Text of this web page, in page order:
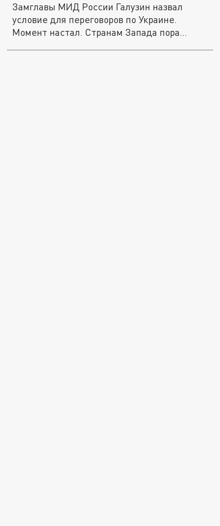
Замглавы МИД России Галузин назвал
условие для переговоров по Украине.
Момент настал. Странам Запада пора...